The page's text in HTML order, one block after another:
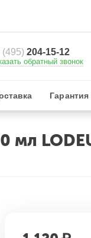
(495)204-15-12
обратный звонок
Гарантия